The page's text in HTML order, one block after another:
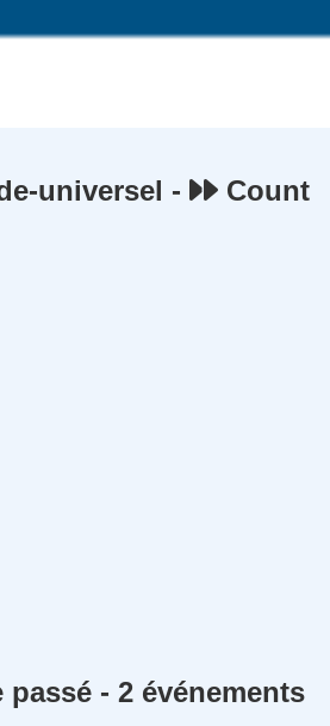
universel - Count
- 2 événements